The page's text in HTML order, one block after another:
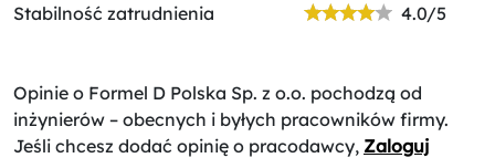
Stabilność zatrudnienia
4.0/5
Opinie o Formel D Polska Sp. z o.o. pochodzą od
inżynierów – obecnych i byłych pracowników firmy.
Jeśli chcesz dodać opinię o pracodawcy, Zaloguj